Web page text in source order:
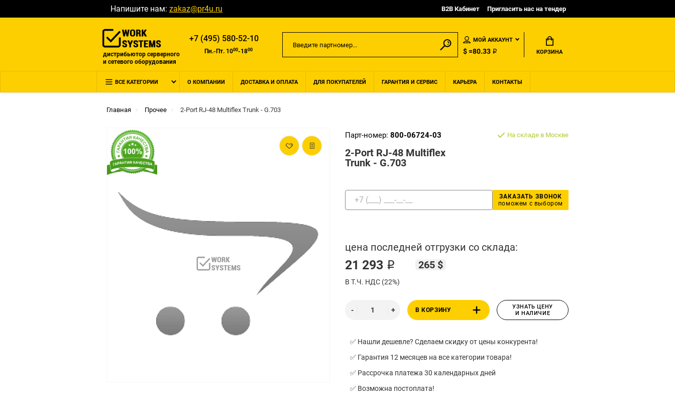
Напишите нам: zakaz@pr4u.ru B2B Кабинет Пригласить нас на тендер
дистрибьютор серверного
и сетевого оборудования
+7 (495) 580-52-10
Пн.-Пт. 1000-1800
МОЙ АККАУНТ
$ =80.33 ₽ КОРЗИНА
ВСЕ КАТЕГОРИИ О КОМПАНИИ ДОСТАВКА И ОПЛАТА ДЛЯ ПОКУПАТЕЛЕЙ ГАРАНТИЯ И СЕРВИС КАРЬЕРА КОНТАКТЫ
Главная Прочее 2-Port RJ-48 Multiflex Trunk - G.703
Парт-номер: 800-06724-03
2-Port RJ-48 Multiflex
Trunk - G.703
На складе в Москве
ЗАКАЗАТЬ ЗВОНОК
поможем с выбором
цена последней отгрузки со склада:
21 293 ₽ 265 $
В Т.Ч. НДС (22%)
В КОРЗИНУ
УЗНАТЬ ЦЕНУ
И НАЛИЧИЕ
✅ Нашли дешевле? Сделаем скидку от цены конкурента!
✅ Гарантия 12 месяцев на все категории товара!
✅ Рассрочка платежа 30 календарных дней
✅ Возможна постоплата!